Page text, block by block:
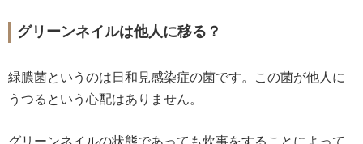
グリーンネイルは他人に移る？
緑膿菌というのは日和見感染症の菌です。この菌が他人に
うつるという心配はありません。